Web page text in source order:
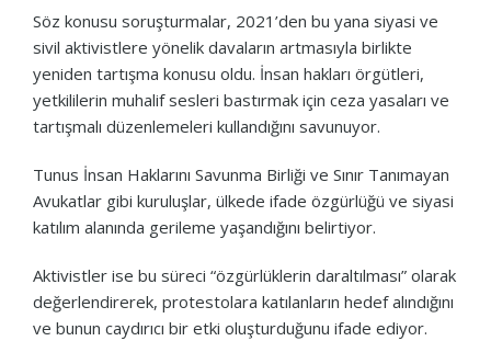
Söz konusu soruşturmalar, 2021’den bu yana siyasi ve
sivil aktivistlere yönelik davaların artmasıyla birlikte
yeniden tartışma konusu oldu. İnsan hakları örgütleri,
yetkililerin muhalif sesleri bastırmak için ceza yasaları ve
tartışmalı düzenlemeleri kullandığını savunuyor.
Tunus İnsan Haklarını Savunma Birliği ve Sınır Tanımayan
Avukatlar gibi kuruluşlar, ülkede ifade özgürlüğü ve siyasi
katılım alanında gerileme yaşandığını belirtiyor.
Aktivistler ise bu süreci “özgürlüklerin daraltılması” olarak
değerlendirerek, protestolara katılanların hedef alındığını
ve bunun caydırıcı bir etki oluşturduğunu ifade ediyor.